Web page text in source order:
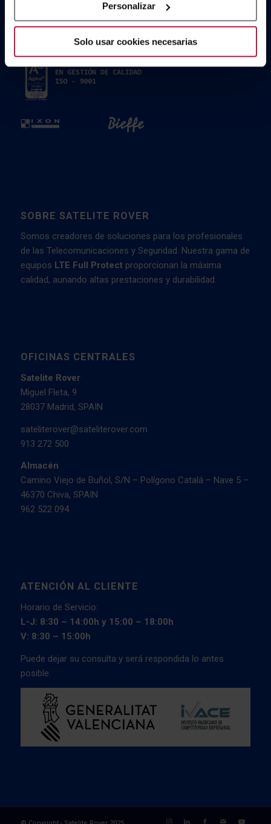
Personalizar
Solo usar cookies necesarias
SOBRE SATELITE ROVER
Somos creadores de soluciones para los profesionales
de las Telecomunicaciones y Seguridad. Nuestra gama de
equipos LTE Full Protectproporcionan la máxima
calidad, aunando altas prestaciones y durabilidad.
OFICINAS CENTRALES
Satelite Rover
Miguel Fleta, 9
28037 Madrid, SPAIN
sateliterover@sateliterover.com
913 272 500
Almacén
Camino Viejo de Buñol, S/N – Polígono Catalá – Nave 5 –
46370 Chiva, SPAIN
962 522 094
ATENCIÓN AL CLIENTE
Horario de Servicio:
L-J: 8:30 – 14:00h y 15:00 – 18:00h
V: 8:30 – 15:00h
Puede dejar su consulta y será respondida lo antes
posible.